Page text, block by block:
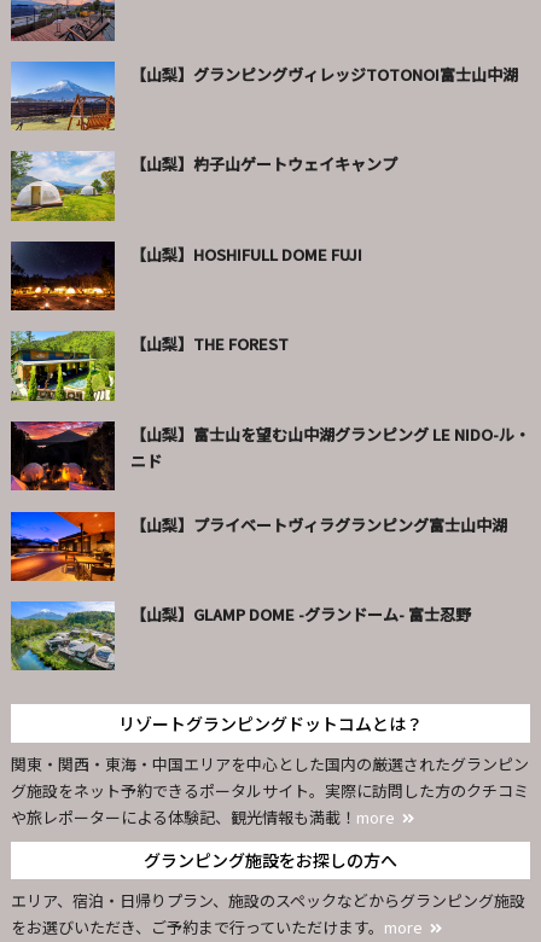
【山梨】グランピングヴィレッジTOTONOI富士山中湖
【山梨】杓子山ゲートウェイキャンプ
【山梨】HOSHIFULL DOME FUJI
【山梨】THE FOREST
【山梨】富士山を望む山中湖グランピング LE NIDO-ル・
ニド
【山梨】プライベートヴィラグランピング富士山中湖
【山梨】GLAMP DOME -グランドーム- 富士忍野
リゾートグランピングドットコムとは？
関東・関西・東海・中国エリアを中心とした国内の厳選されたグランピン
グ施設をネット予約できるポータルサイト。実際に訪問した方のクチコミ
や旅レポーターによる体験記、観光情報も満載！ more
グランピング施設をお探しの方へ
エリア、宿泊・日帰りプラン、施設のスペックなどからグランピング施設
をお選びいただき、ご予約まで行っていただけます。 more